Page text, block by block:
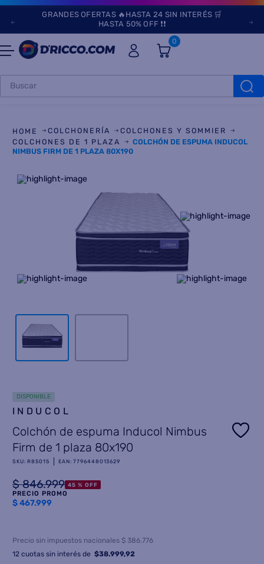
GRANDES OFERTAS 🔥HASTA 24 SIN INTERÉS 🛒
HASTA 50% OFF ❗❗
0
Buscar
COLCHONERÍA
COLCHONES Y SOMMIER
COLCHONES DE 1 PLAZA
COLCHÓN DE ESPUMA INDUCOL
NIMBUS FIRM DE 1 PLAZA 80X190
DISPONIBLE
INDUCOL
Colchón de espuma Inducol Nimbus
Firm de 1 plaza 80x190
SKU: R85015 EAN:7796448013629
$ 846.999 45 % OFF
PRECIO PROMO
$467.999
Precio sin impuestos nacionales $ 386.776
12cuotas sin interés de $38.999,92
1. heladeras
cocinas
heladera
6. microondas
7. tv
termotanque